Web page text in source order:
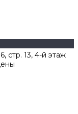
стр. 13, 4-й этаж